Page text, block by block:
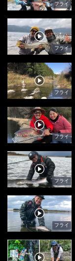
フライ
フライ
フライ
フライ
フライ
フライ